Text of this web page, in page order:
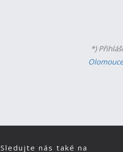
*)
Sledujte nás také na